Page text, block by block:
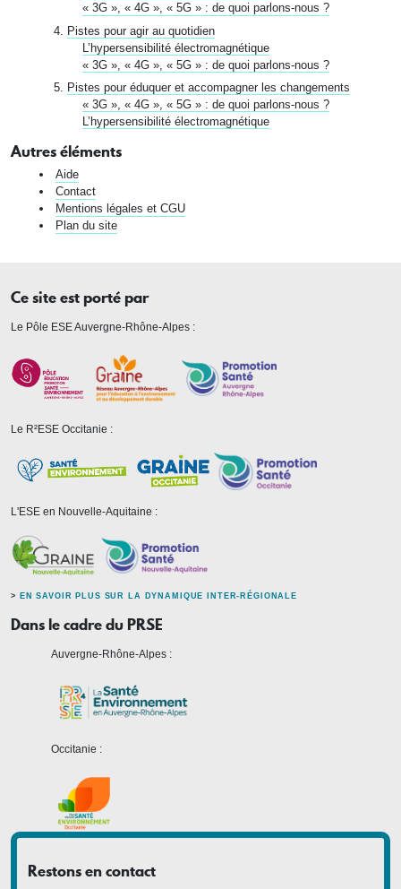
« 3G », « 4G », « 5G » : de quoi parlons-nous ?
Pistes pour agir au quotidien
L’hypersensibilité électromagnétique
« 3G », « 4G », « 5G » : de quoi parlons-nous ?
Pistes pour éduquer et accompagner les changements
« 3G », « 4G », « 5G » : de quoi parlons-nous ?
L’hypersensibilité électromagnétique
Autres éléments
Aide
Contact
Mentions légales et CGU
Plan du site
Ce site est porté par
Le Pôle ESE Auvergne-Rhône-Alpes :
Le R²ESE Occitanie :
L'ESE en Nouvelle-Aquitaine :
> EN SAVOIR PLUS SUR LA DYNAMIQUE INTER-RÉGIONALE
Dans le cadre du PRSE
Auvergne-Rhône-Alpes :
Occitanie :
Restons en contact